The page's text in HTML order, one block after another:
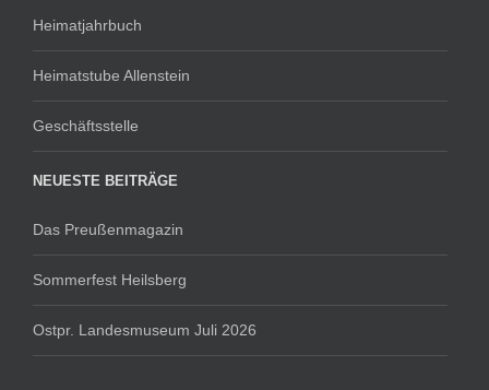
Heimatjahrbuch
Heimatstube Allenstein
Geschäftsstelle
NEUESTE BEITRÄGE
Das Preußenmagazin
Sommerfest Heilsberg
Ostpr. Landesmuseum Juli 2026